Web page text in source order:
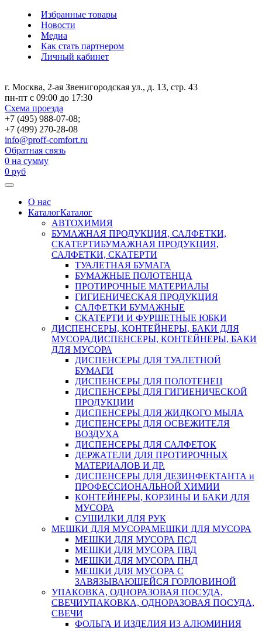
Избранные товары
Новости
Медиа
Как стать партнером
Личный кабинет
г. Москва, 2-ая Звенигородская ул., д. 13, стр. 43
пн-пт с 09:00 до 17:30
Схема проезда
+7 (495) 988-07-08;
+7 (499) 270-28-08
info@proff-comfort.ru
Обратная связь
0 на сумму
0 руб
О нас
КаталогКаталог
АВТОХИМИЯ
БУМАЖНАЯ ПРОДУКЦИЯ, САЛФЕТКИ,
СКАТЕРТИБУМАЖНАЯ ПРОДУКЦИЯ,
САЛФЕТКИ, СКАТЕРТИ
ТУАЛЕТНАЯ БУМАГА
БУМАЖНЫЕ ПОЛОТЕНЦА
ПРОТИРОЧНЫЕ МАТЕРИАЛЫ
ГИГИЕНИЧЕСКАЯ ПРОДУКЦИЯ
САЛФЕТКИ БУМАЖНЫЕ
СКАТЕРТИ И ФУРШЕТНЫЕ ЮБКИ
ДИСПЕНСЕРЫ, КОНТЕЙНЕРЫ, БАКИ ДЛЯ
МУСОРАДИСПЕНСЕРЫ, КОНТЕЙНЕРЫ, БАКИ
ДЛЯ МУСОРА
ДИСПЕНСЕРЫ ДЛЯ ТУАЛЕТНОЙ
БУМАГИ
ДИСПЕНСЕРЫ ДЛЯ ПОЛОТЕНЕЦ
ДИСПЕНСЕРЫ ДЛЯ ГИГИЕНИЧЕСКОЙ
ПРОДУКЦИИ
ДИСПЕНСЕРЫ ДЛЯ ЖИДКОГО МЫЛА
ДИСПЕНСЕРЫ ДЛЯ ОСВЕЖИТЕЛЯ
ВОЗДУХА
ДИСПЕНСЕРЫ ДЛЯ САЛФЕТОК
ДЕРЖАТЕЛИ ДЛЯ ПРОТИРОЧНЫХ
МАТЕРИАЛОВ И ДР.
ДИСПЕНСЕРЫ ДЛЯ ДЕЗИНФЕКТАНТА и
ПРОФЕССИОНАЛЬНОЙ ХИМИИ
КОНТЕЙНЕРЫ, КОРЗИНЫ И БАКИ ДЛЯ
МУСОРА
СУШИЛКИ ДЛЯ РУК
МЕШКИ ДЛЯ МУСОРАМЕШКИ ДЛЯ МУСОРА
МЕШКИ ДЛЯ МУСОРА ПСД
МЕШКИ ДЛЯ МУСОРА ПВД
МЕШКИ ДЛЯ МУСОРА ПНД
МЕШКИ ДЛЯ МУСОРА С
ЗАВЯЗЫВАЮЩЕЙСЯ ГОРЛОВИНОЙ
УПАКОВКА, ОДНОРАЗОВАЯ ПОСУДА,
СВЕЧИУПАКОВКА, ОДНОРАЗОВАЯ ПОСУДА,
СВЕЧИ
ФОЛЬГА И ИЗДЕЛИЯ ИЗ АЛЮМИНИЯ